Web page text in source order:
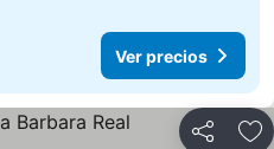
Ver precios
Compartir